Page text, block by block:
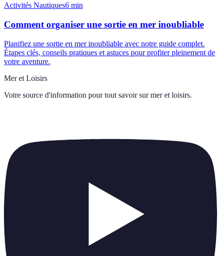
Activités Nautiques6 min
Comment organiser une sortie en mer inoubliable
Planifiez une sortie en mer inoubliable avec notre guide complet.
Étapes clés, conseils pratiques et astuces pour profiter pleinement de
votre aventure.
Mer et Loisirs
Votre source d'information pour tout savoir sur mer et loisirs.